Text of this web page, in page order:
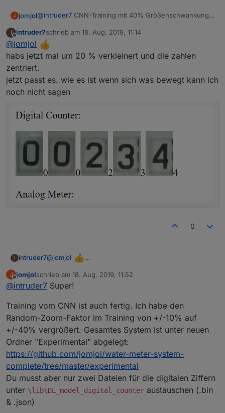
J jomjol@intruder7 CNN-Training mit 40% Größenschwankung
Laptop im Urlaub:
I
Offline
intruder7schrieb am 18. Aug. 2019, 11:14
zuletzt editiert von
@jomjol
habs jetzt mal um 20 % verkleinert und die zahlen
zentriert.
jetzt passt es. wie es ist wenn sich was bewegt kann ich
noch nicht sagen
0
I intruder7@jomjol
zentriert.
jetzt passt es. wie es ist wenn sich was bewegt kann
J
Offline
jomjolschrieb am 18. Aug. 2019, 11:52
zuletzt editiert von
@intruder7 Super!
Training vom CNN ist auch fertig. Ich habe den
Random-Zoom-Faktor im Training von +/-10% auf
+/-40% vergrößert. Gesamtes System ist unter neuen
Ordner "Experimental" abgelegt:
https://github.com/jomjol/water-meter-system-
complete/tree/master/experimental
Du musst aber nur zwei Dateien für die digitalen Ziffern
unter \lib\DL_model_digital_counter austauschen (.bin
& .json)